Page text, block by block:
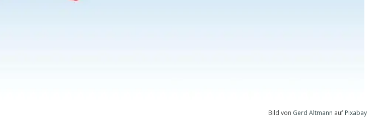
Bild von Gerd Altmann auf Pixabay